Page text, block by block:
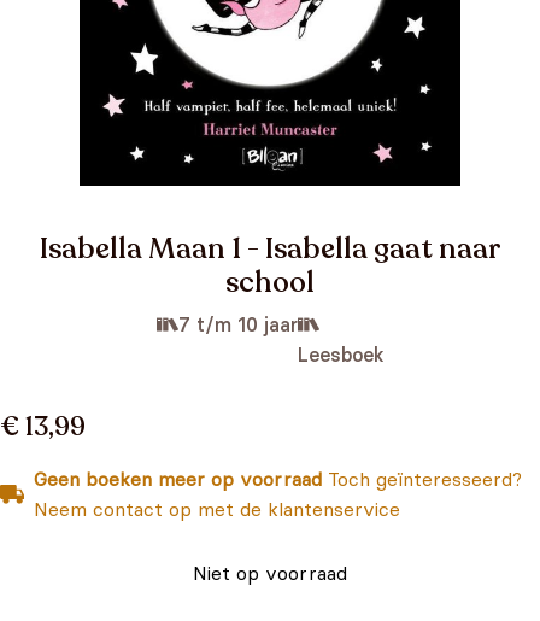
Isabella Maan 1 - Isabella gaat naar
school
7 t/m 10 jaar
Leesboek
€ 13,99
Geen boeken meer op voorraad Toch geïnteresseerd?
Neem contact op met de klantenservice
Niet op voorraad